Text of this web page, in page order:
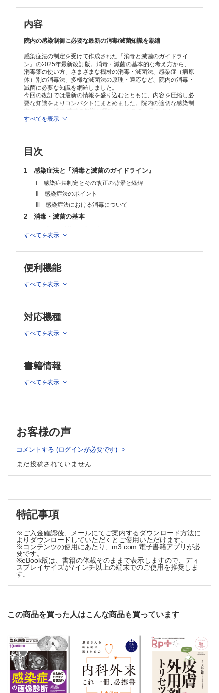
Ⅱ アルデヒド類
B 中水準消毒薬
Ⅰ ハロゲン系薬剤
C 低水準消毒薬
Ⅰ 第四級アンモニウム塩
Ⅱ 両性界面活性剤
Ⅲ クロルヘキシジングルコン酸塩
Ⅳ オラネキシジングルコン酸塩
Ⅴ フェノール類
4 対象疾患別消毒法
Ⅰ 一類感染症
Ⅲ 三類感染症
Ⅳ 問題となる病原体の消毒・不活性化法
Ⅴ 四類感染症
5 滅菌法
Ⅰ はじめに
Ⅱ 高圧蒸気滅菌（steam sterilization/autoclaving）
Ⅲ エチレンオキサイドガス滅菌
Ⅳ 過酸化水素低温ガスプラズマ滅菌
Ⅴ 過酸化水素ガス低温滅菌（過酸化水素蒸気滅菌）
formaldehyde sterilization）
Appendix 消毒薬一覧
Ⅱ 中水準消毒薬
Ⅳ その他
内容
院内の感染制御に必要な最新の消毒/滅菌知識を凝縮
感染症法の制定を受けて作成された『消毒と滅菌のガイドライ
ン』の2025年最新改訂版。消毒・滅菌の基本的な考え方から、
消毒薬の使い方、さまざまな機材の消毒・滅菌法、感染症（病原
体）別の消毒法、多様な滅菌法の原理・適応など、院内の消毒・
滅菌に必要な知識を網羅しました。
今回の改訂では最新の情報を盛り込むとともに、内容を圧縮し必
要な知識をよりコンパクトにまとめました。院内の適切な感染制
御のため、消毒/滅菌の知識が凝縮されたこの一冊を強くおすす
めします。
すべてを表示
目次
1 感染症法と『消毒と滅菌のガイドライン』
Ⅰ 感染症法制定とその改正の背景と経緯
Ⅱ 感染症法のポイント
Ⅲ 感染症法における消毒について
2 消毒・滅菌の基本
Ⅱ 医療現場における消毒
Ⅲ 消毒の基礎知識
3 消毒薬
Ⅰ 酸化剤
Ⅰ ハロゲン系薬剤
Ⅱ アルコール類
Ⅰ 第四級アンモニウム塩
Ⅱ 両性界面活性剤
Ⅲ クロルヘキシジングルコン酸塩
Ⅳ オラネキシジングルコン酸塩
Ⅴ フェノール類
Ⅰ 一類感染症
Ⅱ 二類感染症
Ⅳ 問題となる病原体の消毒・不活性化法
Ⅴ 四類感染症
Ⅲ エチレンオキサイドガス滅菌
Ⅳ 過酸化水素低温ガスプラズマ滅菌
Ⅴ 過酸化水素ガス低温滅菌（過酸化水素蒸気滅菌）
Ⅵ 低温蒸気ホルムアルデヒド滅菌（low temperature
steam and formaldehyde sterilization）
Ⅶ バイオロジカルインジケータの指標菌
Ⅲ 低水準消毒薬
すべてを表示
便利機能
すべてを表示
対応機種
すべてを表示
書籍情報
すべてを表示
お客様の声
コメントする (ログインが必要です)
まだ投稿されていません
特記事項
※ご入金確認後、メールにてご案内するダウンロード方法に
よりダウンロードしていただくとご使用いただけます。
※コンテンツの使用にあたり、m3.com 電子書籍アプリが必
要です。
※eBook版は、書籍の体裁そのままで表示しますので、ディ
スプレイサイズが7インチ以上の端末でのご使用を推奨しま
す。
この商品を買った人はこんな商品も買っています